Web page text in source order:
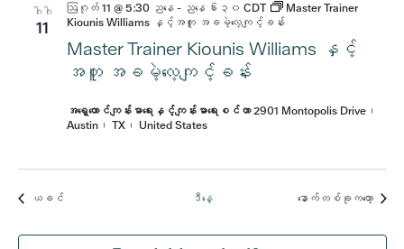
ဂါဂါ
11
Master Trainer Kiounis Williams နှင့်
အတူ အခမဲ့လေ့ကျင့်ခန်း
ဩဂုတ် 11 @ 5:30 ညနေ- ညနေ ၆း၃၀ CDT
Master Trainer
Kiounis Williams နှင့်အတူ အခမဲ့လေ့ကျင့်ခန်း
အရှေ့တောင်ကျန်းမာရေးနှင့်ကျန်းမာရေးစင်တာ2901 Montopolis Drive၊
Austin၊ TX၊ United States
ယခင်အဲ့ဒါနဲ့ ဒီနေ့ နောက်တစ်ခုကတော့အဲ့ဒါနဲ့